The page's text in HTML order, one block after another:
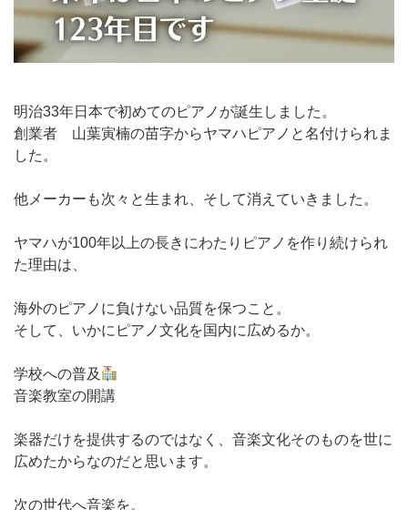
明治33年日本で初めてのピアノが誕生しました。
創業者 山葉寅楠の苗字からヤマハピアノと名付けられま
した。
他メーカーも次々と生まれ、そして消えていきました。
ヤマハが100年以上の長きにわたりピアノを作り続けられ
た理由は、
海外のピアノに負けない品質を保つこと。
そして、いかにピアノ文化を国内に広めるか。
学校への普及
音楽教室の開講
楽器だけを提供するのではなく、音楽文化そのものを世に
広めたからなのだと思います。
次の世代へ音楽を。